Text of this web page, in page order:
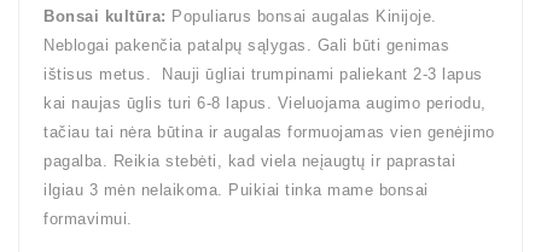
Bonsai kultūra: Populiarus bonsai augalas Kinijoje.
Neblogai pakenčia patalpų sąlygas. Gali būti genimas
ištisus metus. Nauji ūgliai trumpinami paliekant 2-3 lapus
kai naujas ūglis turi 6-8 lapus. Vieluojama augimo periodu,
tačiau tai nėra būtina ir augalas formuojamas vien genėjimo
pagalba. Reikia stebėti, kad viela neįaugtų ir paprastai
ilgiau 3 mėn nelaikoma. Puikiai tinka mame bonsai
formavimui.